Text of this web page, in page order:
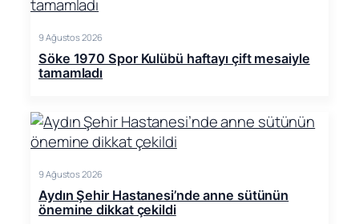
9 Ağustos 2026
Söke 1970 Spor Kulübü haftayı çift mesaiyle
tamamladı
9 Ağustos 2026
Aydın Şehir Hastanesi’nde anne sütünün
önemine dikkat çekildi